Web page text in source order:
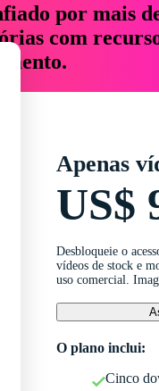
por mais
com
Apenas
US$
Desbloqueie o
vídeos de stock e
uso comercial.
O plano inclui:
Cinco